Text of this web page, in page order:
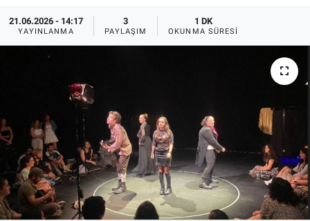
21.06.2026 - 14:17
YAYINLANMA
3
PAYLAŞIM
1 DK
OKUNMA SÜRESI
ASAYİŞ